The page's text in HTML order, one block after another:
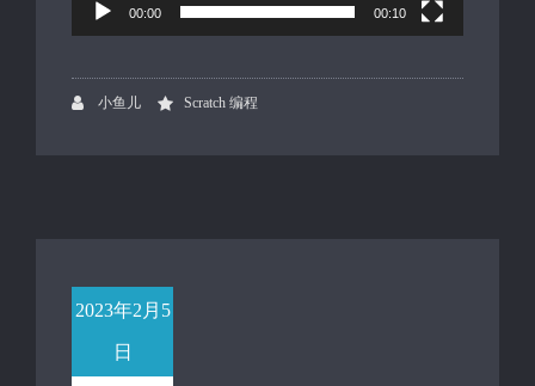
00:00 00:10
小鱼儿 Scratch 编程
2023年2月5
日